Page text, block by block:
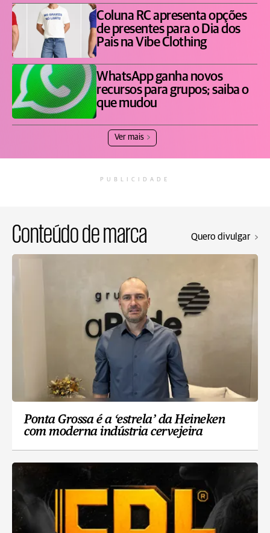
Coluna RC apresenta opções
de presentes para o Dia dos
Pais na Vibe Clothing
WhatsApp ganha novos
recursos para grupos; saiba o
que mudou
Ver mais
PUBLICIDADE
Conteúdo de marca Quero divulgar
Ponta Grossa é a ‘estrela’ da Heineken
com moderna indústria cervejeira